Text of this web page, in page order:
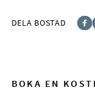
DELA BOSTAD
BOKA EN